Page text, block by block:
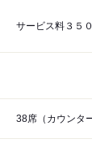
サービス料３５
38席（カウンタ